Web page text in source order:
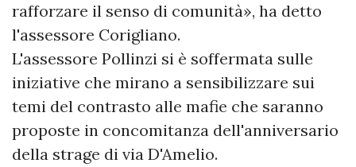
rafforzare il senso di comunità», ha detto
l'assessore Corigliano.
L'assessore Pollinzi si è soffermata sulle
iniziative che mirano a sensibilizzare sui
temi del contrasto alle mafie che saranno
proposte in concomitanza dell'anniversario
della strage di via D'Amelio.